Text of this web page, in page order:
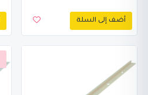
أضف إلى السلة